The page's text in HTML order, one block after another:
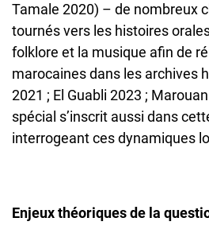
Tamale 2020) – de nombreux
tournés vers les histoires
folklore et la musique afin de
marocaines dans les archives
2021 ; El Guabli 2023 ;
spécial s’inscrit aussi dans
interrogeant ces dynamiques
Enjeux théoriques de la